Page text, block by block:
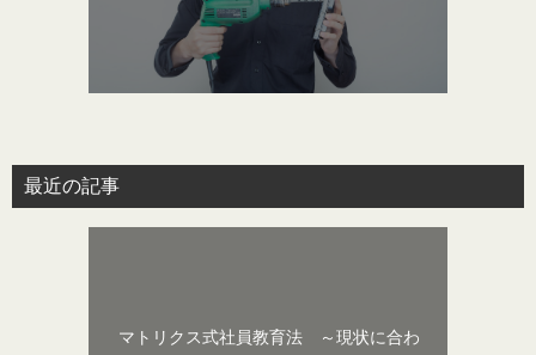
最近の記事
マトリクス式社員教育法 ～現状に合わ